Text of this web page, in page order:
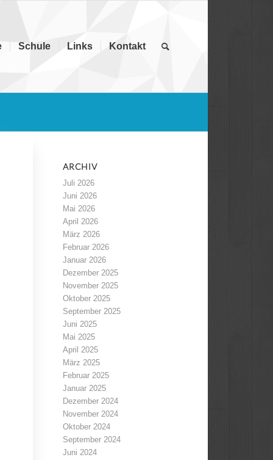
Schule Links Kontakt
ARCHIV
Juli 2026
Juni 2026
Mai 2026
April 2026
März 2026
Februar 2026
Januar 2026
Dezember 2025
November 2025
Oktober 2025
September 2025
Juni 2025
Mai 2025
April 2025
März 2025
Februar 2025
Januar 2025
Dezember 2024
November 2024
Oktober 2024
September 2024
Juni 2024